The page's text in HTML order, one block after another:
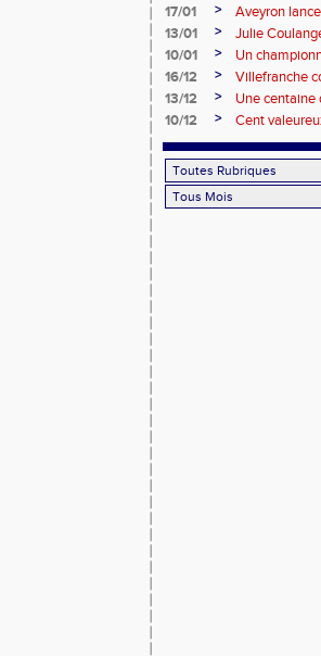
17/01
>
Aveyron
Bompas
13/01 >
Julie
10/01
>
Un
la fête soit
16/12 >
Villefranche
13/12
>
Une centaine
10/12
> Cent